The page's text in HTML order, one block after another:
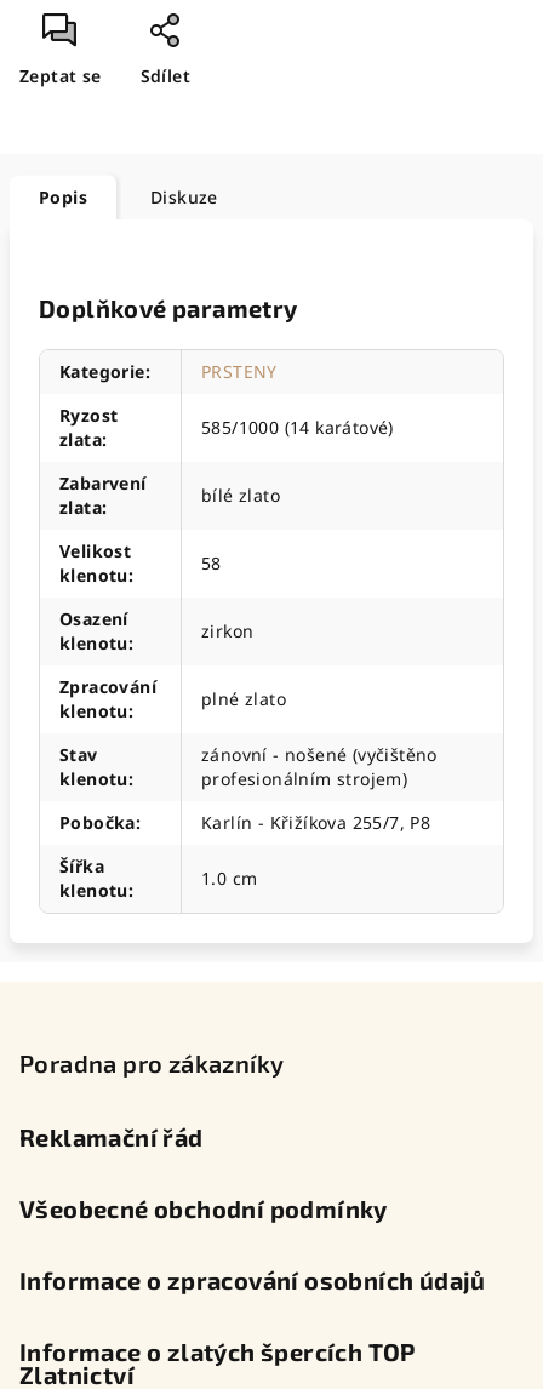
Zeptat se Sdílet
Popis Diskuze
Doplňkové parametry
Kategorie:
PRSTENY
Ryzost
zlata:
585/1000 (14 karátové)
Zabarvení
zlata:
bílé zlato
Velikost
klenotu:
58
Osazení
klenotu:
zirkon
Zpracování
klenotu:
plné zlato
Stav
klenotu:
zánovní - nošené (vyčištěno
profesionálním strojem)
Pobočka:
Karlín - Křižíkova 255/7, P8
Šířka
klenotu:
1.0 cm
Poradna pro zákazníky
Reklamační řád
Všeobecné obchodní podmínky
Informace o zpracování osobních údajů
Informace o zlatých špercích TOP
Zlatnictví